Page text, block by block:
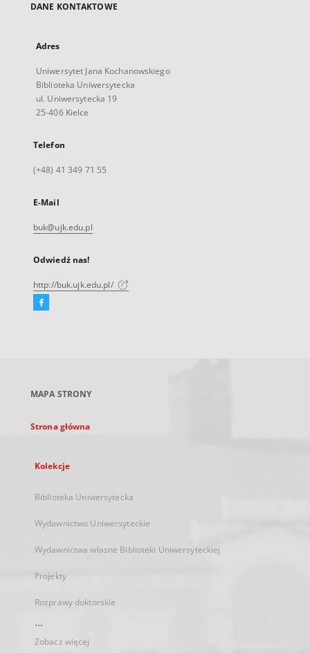
DANE KONTAKTOWE
Adres
Uniwersytet Jana Kochanowskiego
Biblioteka Uniwersytecka
ul. Uniwersytecka 19
25-406 Kielce
Telefon
(+48) 41 349 71 55
E-Mail
buk@ujk.edu.pl
Odwiedź nas!
http://buk.ujk.edu.pl/
Facebook
karcie
MAPA STRONY
Strona główna
Kolekcje
Biblioteka Uniwersytecka
Wydawnictwo Uniwersyteckie
Wydawnictwa własne Biblioteki Uniwersyteckiej
Projekty
Rozprawy doktorskie
...
Zobacz więcej